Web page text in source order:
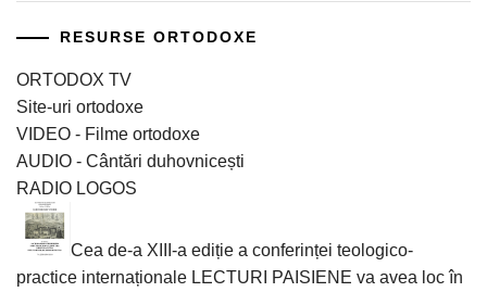
RESURSE ORTODOXE
ORTODOX TV
Site-uri ortodoxe
VIDEO - Filme ortodoxe
AUDIO - Cântări duhovnicești
RADIO LOGOS
Cea de-a XIII-a ediție a conferinței teologico-
practice internaționale LECTURI PAISIENE va avea loc în